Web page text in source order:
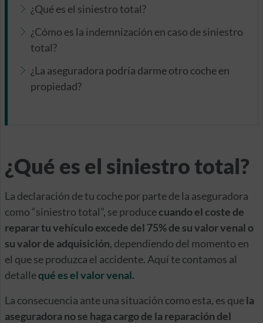
¿Qué es el siniestro total?
¿Cómo es la indemnización en caso de siniestro
total?
¿La aseguradora podría darme otro coche en
propiedad?
¿Qué es el siniestro total?
La declaración de tu coche por parte de la aseguradora
como “siniestro total”, se producecuando el coste de
reparar tu vehículo excede del 75% de su valor venal o
su valor de adquisición, dependiendo del momento en
el que se produzca el accidente. Aquí te contamos al
detallequé es el valor venal.
La consecuencia ante una situación como esta, es quela
aseguradora no se haga cargo de la reparación del